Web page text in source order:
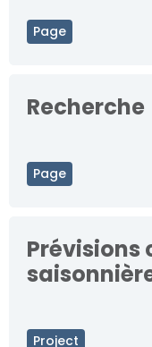
Page
Page
Recherche
Project
Prévisions